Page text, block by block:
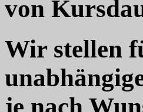
von
Wir stellen
je nach